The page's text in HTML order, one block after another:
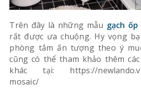
Trên đây là những mẫu gạch
rất được ưa chuộng. Hy vọng
phòng tắm ấn tượng theo ý
cũng có thể tham khảo thêm
khác tại: https://
mosaic/